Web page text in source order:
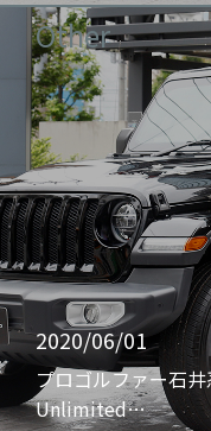
Other
2020/06/01
プロゴルファー石
Unlimited…